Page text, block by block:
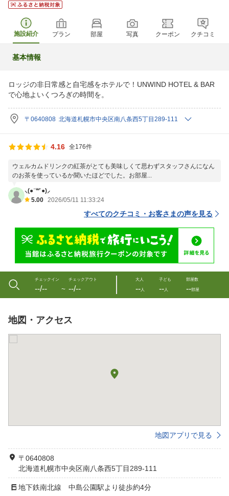
施設紹介 プラン 部屋 写真 クーポン クチコミ
基本情報
ロッジの非日常感と自宅感をホテルで！UNWIND HOTEL & BAR
で心地よいくつろぎの時間を。
〒0640808 北海道札幌市中央区南八条西5丁目289-111
4.16 全176件
ウェルカムドリンクの紅茶がとても美味しくて思わずスタッフさんになん
のお茶を使っているか聞いたほどでした。お部屋...
⸜(●˙꒳˙●)⸝
5.00 2026/05/11 11:33:24
すべてのクチコミ・お客さまの声を見る
チェックイン
--/-- 〜
チェックアウト
--/--
大人
--人
子ども
--人
部屋数
--部屋
地図・アクセス
地図アプリで見る
〒0640808
北海道札幌市中央区南八条西5丁目289-111
地下鉄南北線 中島公園駅より徒歩約4分